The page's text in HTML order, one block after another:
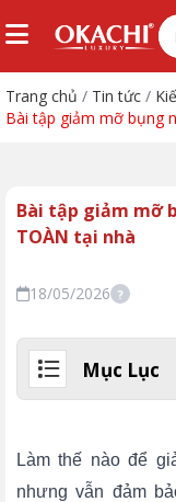
Trang chủ / Tin tức /
Bài tập giảm mỡ bụng
Bài tập giảm mỡ
TOÀN tại nhà
18/05/2026 ?
Mục Lục
Làm thế nào để
nhưng vẫn đảm